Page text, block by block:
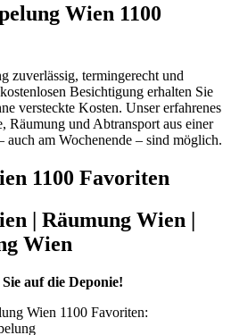
Wien 1100
zuverlässig, termingerecht und
Besichtigung erhalten Sie
versteckte Kosten. Unser erfahrenes
Räumung und Abtransport aus einer
am Wochenende – sind möglich.
1100 Favoriten
| Räumung Wien |
Wien
auf die Deponie!